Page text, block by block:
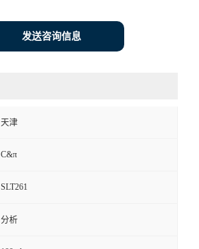
发送咨询信息
天津
C&π
SLT261
分析